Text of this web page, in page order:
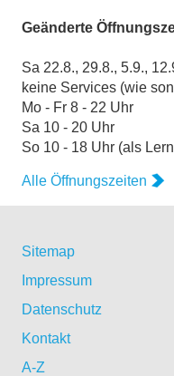
Geänderte
Sa 22.8., 29.8., 5.9.,
keine Services (wie
Mo - Fr 8 - 22 Uhr
Sa 10 - 20 Uhr
So 10 - 18 Uhr (als
Alle Öffnungszeiten
Sitemap
Impressum
Datenschutz
Kontakt
A-Z